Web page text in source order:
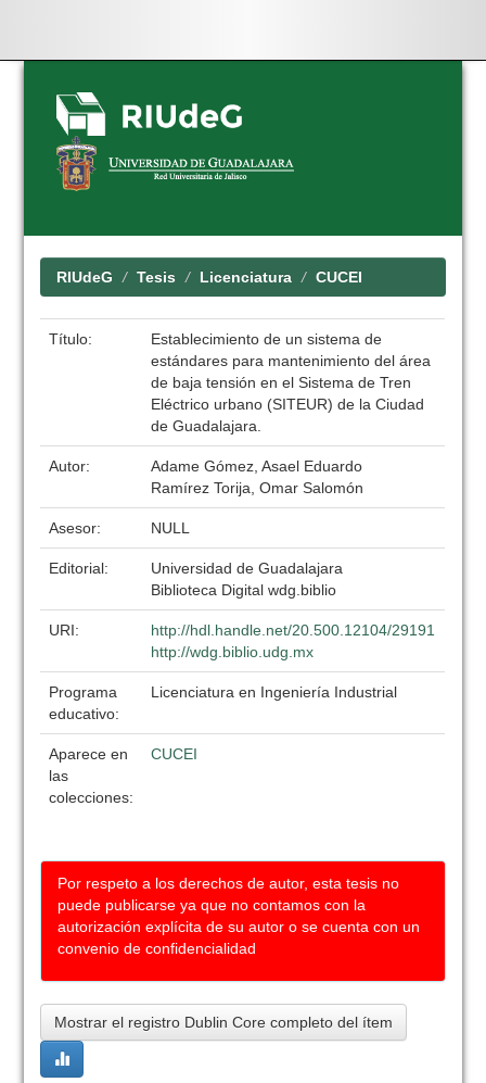
Skip
navigation
RIUdeG Tesis Licenciatura CUCEI
Título:
Establecimiento de un sistema de
estándares para mantenimiento del área
de baja tensión en el Sistema de Tren
Eléctrico urbano (SITEUR) de la Ciudad
de Guadalajara.
Autor:
Adame Gómez, Asael Eduardo
Ramírez Torija, Omar Salomón
Asesor: NULL
Editorial:
Universidad de Guadalajara
Biblioteca Digital wdg.biblio
URI:
http://hdl.handle.net/20.500.12104/29191
http://wdg.biblio.udg.mx
Programa
educativo:
Licenciatura en Ingeniería Industrial
Aparece en
las
colecciones:
CUCEI
Por respeto a los derechos de autor, esta tesis no
puede publicarse ya que no contamos con la
autorización explícita de su autor o se cuenta con un
convenio de confidencialidad
Mostrar el registro Dublin Core completo del ítem